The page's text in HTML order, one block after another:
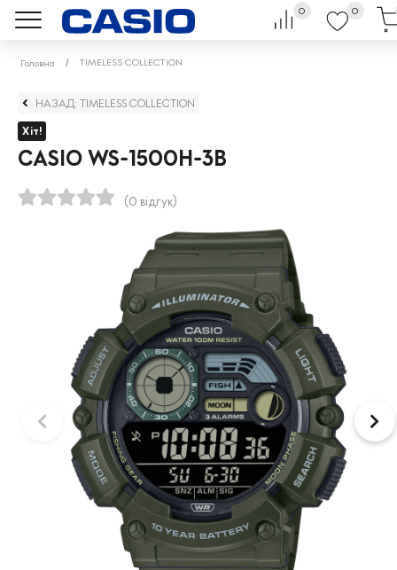
0 0
Головна TIMELESS COLLECTION
НАЗАД: TIMELESS COLLECTION
Хіт!
CASIO WS-1500H-3B
(0 відгук)